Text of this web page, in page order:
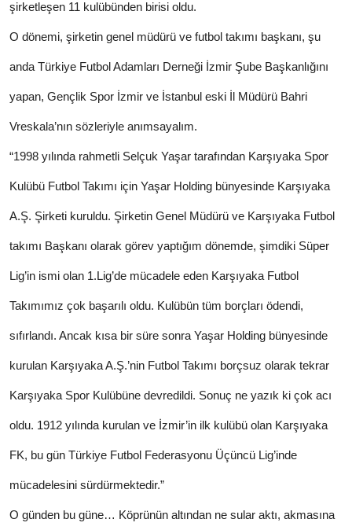
şirketleşen 11 kulübünden birisi oldu.
O dönemi, şirketin genel müdürü ve futbol takımı başkanı, şu
anda Türkiye Futbol Adamları Derneği İzmir Şube Başkanlığını
yapan, Gençlik Spor İzmir ve İstanbul eski İl Müdürü Bahri
Vreskala’nın sözleriyle anımsayalım.
“1998 yılında rahmetli Selçuk Yaşar tarafından Karşıyaka Spor
Kulübü Futbol Takımı için Yaşar Holding bünyesinde Karşıyaka
A.Ş. Şirketi kuruldu. Şirketin Genel Müdürü ve Karşıyaka Futbol
takımı Başkanı olarak görev yaptığım dönemde, şimdiki Süper
Lig’in ismi olan 1.Lig’de mücadele eden Karşıyaka Futbol
Takımımız çok başarılı oldu. Kulübün tüm borçları ödendi,
sıfırlandı. Ancak kısa bir süre sonra Yaşar Holding bünyesinde
kurulan Karşıyaka A.Ş.’nin Futbol Takımı borçsuz olarak tekrar
Karşıyaka Spor Kulübüne devredildi. Sonuç ne yazık ki çok acı
oldu. 1912 yılında kurulan ve İzmir’in ilk kulübü olan Karşıyaka
FK, bu gün Türkiye Futbol Federasyonu Üçüncü Lig’inde
mücadelesini sürdürmektedir.”
O günden bu güne… Köprünün altından ne sular aktı, akmasına